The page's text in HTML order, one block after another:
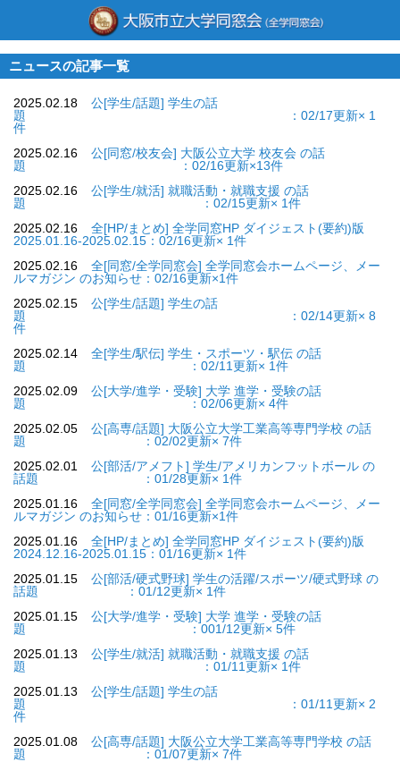
ニュースの記事一覧
2025.02.18
公[学生/話題] 学生の話
題 ：02/17更新× 1
件
2025.02.16
公[同窓/校友会] 大阪公立大学 校友会 の話
題 ：02/16更新×13件
2025.02.16
公[学生/就活] 就職活動・就職支援 の話
題 ：02/15更新× 1件
2025.02.16
全[HP/まとめ] 全学同窓HP ダイジェスト(要約)版
2025.01.16-2025.02.15：02/16更新× 1件
2025.02.16
全[同窓/全学同窓会] 全学同窓会ホームページ、メー
ルマガジン のお知らせ：02/16更新×1件
2025.02.15
公[学生/話題] 学生の話
題 ：02/14更新× 8
件
2025.02.14
全[学生/駅伝] 学生・スポーツ・駅伝 の話
題 ：02/11更新× 1件
2025.02.09
公[大学/進学・受験] 大学 進学・受験の話
題 ：02/06更新× 4件
2025.02.05
公[高専/話題] 大阪公立大学工業高等専門学校 の話
題 ：02/02更新× 7件
2025.02.01
公[部活/アメフト] 学生/アメリカンフットボール の
話題 ：01/28更新× 1件
2025.01.16
全[同窓/全学同窓会] 全学同窓会ホームページ、メー
ルマガジン のお知らせ：01/16更新×1件
2025.01.16
全[HP/まとめ] 全学同窓HP ダイジェスト(要約)版
2024.12.16-2025.01.15：01/16更新× 1件
2025.01.15
公[部活/硬式野球] 学生の活躍/スポーツ/硬式野球 の
話題 ：01/12更新× 1件
2025.01.15
公[大学/進学・受験] 大学 進学・受験の話
題 ：001/12更新× 5件
2025.01.13
公[学生/就活] 就職活動・就職支援 の話
題 ：01/11更新× 1件
2025.01.13
公[学生/話題] 学生の話
題 ：01/11更新× 2
件
2025.01.08
公[高専/話題] 大阪公立大学工業高等専門学校 の話
題 ：01/07更新× 7件